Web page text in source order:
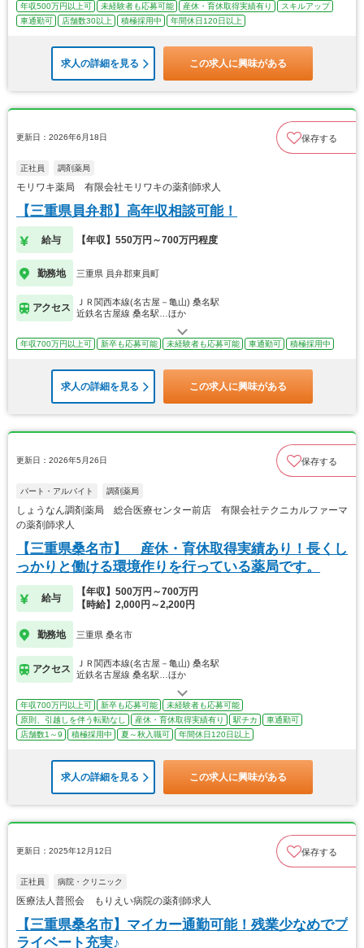
年収500万円以上可 未経験者も応募可能 産休・育休取得実績有り
スキルアップ
車通勤可
店舗数30以上 積極採用中 年間休日120日以上
求人の詳細を見る この求人に興味がある
更新日：2026年6月18日 保存する
正社員 調剤薬局
モリワキ薬局 有限会社モリワキの薬剤師求人
【三重県員弁郡】高年収相談可能！
給与 【年収】550万円～700万円程度
勤務地 三重県 員弁郡東員町
アクセス
ＪＲ関西本線(名古屋－亀山) 桑名駅
近鉄名古屋線 桑名駅…ほか
年収700万円以上可 新卒も応募可能 未経験者も応募可能 車通勤可 積極採用中
求人の詳細を見る この求人に興味がある
更新日：2026年5月26日 保存する
パート・アルバイト 調剤薬局
しょうなん調剤薬局 総合医療センター前店 有限会社テクニカルファーマ
の薬剤師求人
【三重県桑名市】 産休・育休取得実績あり！長くし
っかりと働ける環境作りを行っている薬局です。
給与
【年収】500万円～700万円
【時給】2,000円～2,200円
勤務地 三重県 桑名市
アクセス
ＪＲ関西本線(名古屋－亀山) 桑名駅
近鉄名古屋線 桑名駅…ほか
年収700万円以上可 新卒も応募可能
未経験者も応募可能
原則、引越しを伴う転勤なし
産休・育休取得実績有り 駅チカ
車通勤可
店舗数1～9
積極採用中 夏～秋入職可 年間休日120日以上
求人の詳細を見る この求人に興味がある
更新日：2025年12月12日 保存する
正社員 病院・クリニック
医療法人普照会 もりえい病院の薬剤師求人
【三重県桑名市】マイカー通勤可能！残業少なめでプ
ライベート充実♪